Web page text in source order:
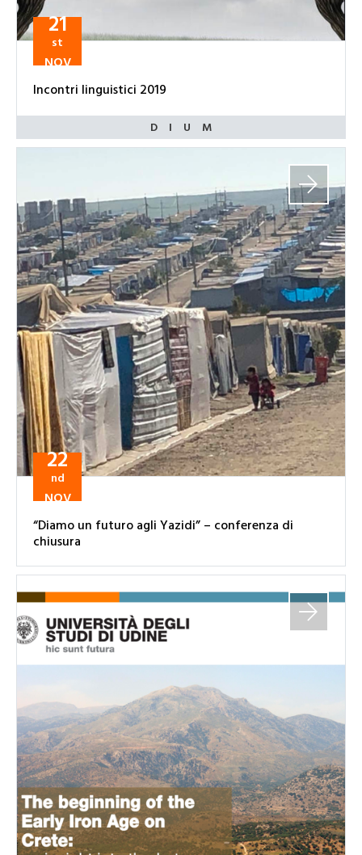
21
st
NOV
Incontri linguistici 2019
22
nd
NOV
“Diamo un futuro agli Yazidi” – conferenza di
chiusura